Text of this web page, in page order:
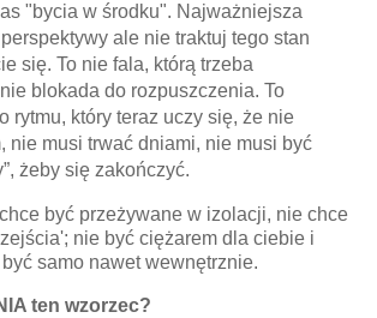
"bycia w środku". Najważniejsza
ale nie traktuj tego stan
się. To nie fala, którą trzeba
blokada do rozpuszczenia. To
rytmu, który teraz uczy się, że nie
nie musi trwać dniami, nie musi być
żeby się zakończyć.
być przeżywane w izolacji, nie chce
nie być ciężarem dla ciebie i
samo nawet wewnętrznie.
ten wzorzec?